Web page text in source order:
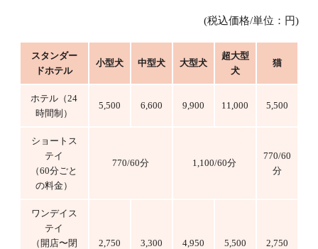
(税込価格/単位：円)
スタンダー
ドホテル
小型犬 中型犬 大型犬
超大型
犬
猫
ホテル（24
時間制）
5,500 6,600 9,900 11,000 5,500
ショートス
テイ
（60分ごと
の料金）
770/60分 1,100/60分
770/60
分
ワンデイス
テイ
（開店〜閉
2,750 3,300 4,950 5,500 2,750